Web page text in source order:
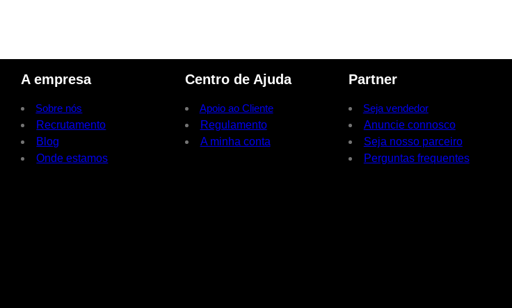
A empresa
Sobre nós
Recrutamento
Blog
Onde estamos
Centro de Ajuda
Apoio ao Cliente
Regulamento
A minha conta
Partner
Seja vendedor
Anuncie connosco
Seja nosso parceiro
Perguntas frequentes